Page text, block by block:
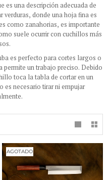
es una descripción adecuada de
verduras, donde una hoja fina es
como zanahorias, es importante
suele ocurrir con cuchillos más
es perfecto para cortes largos o
un trabajo preciso. Debido
toca la tabla de cortar en un
necesario tirar ni empujar
AGOTADO